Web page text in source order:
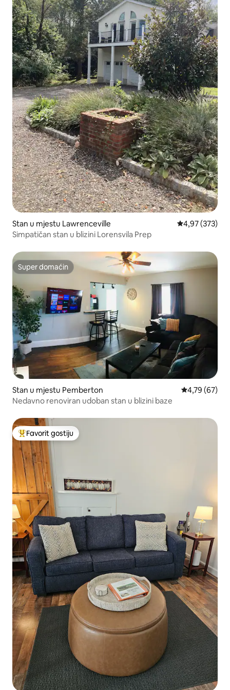
Stan u mjestu Lawrenceville prosječna
4,97 (373)
Simpatičan stan u blizini Lorensvila Prep
Super domaćin
Super domaćin
Stan u mjestu Pemberton prosječna
4,79 (67)
Nedavno renoviran udoban stan u blizini baze
Glavni favorit gostiju
Favorit gostiju